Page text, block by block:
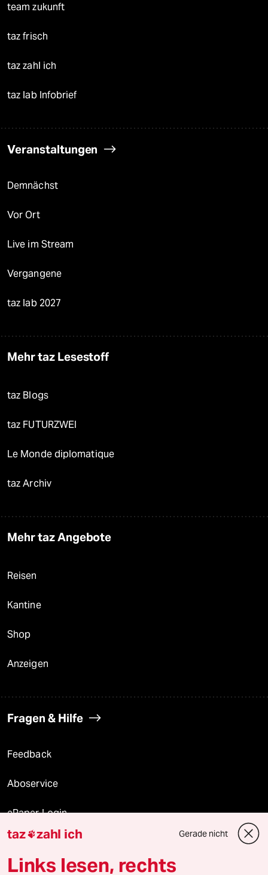
team zukunft
taz frisch
taz zahl ich
taz lab Infobrief
Veranstaltungen
Demnächst
Vor Ort
Live im Stream
Vergangene
taz lab 2027
Mehr taz Lesestoff
taz Blogs
taz FUTURZWEI
Le Monde diplomatique
taz Archiv
Mehr taz Angebote
Reisen
Kantine
Shop
Anzeigen
Fragen & Hilfe
Feedback
Aboservice
ePaper Login
Downloads für Abonnierende
taz zahl ich Gerade nicht
Links lesen, rechts